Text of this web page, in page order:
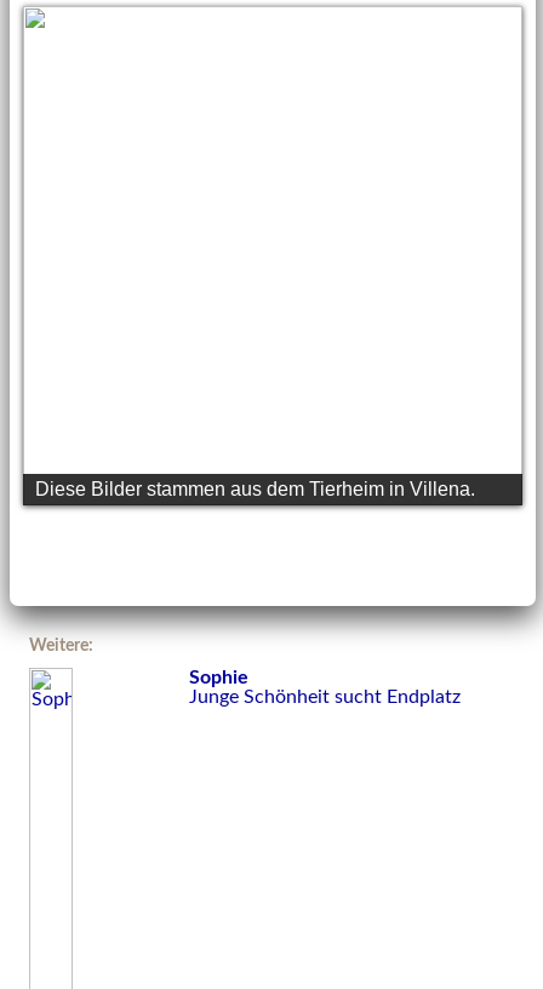
Viele dieser Katzen sind noch immer auf der Suche
nach einem eigenen Zuhause.
Weitere:
Sophie
Junge Schönheit sucht Endplatz